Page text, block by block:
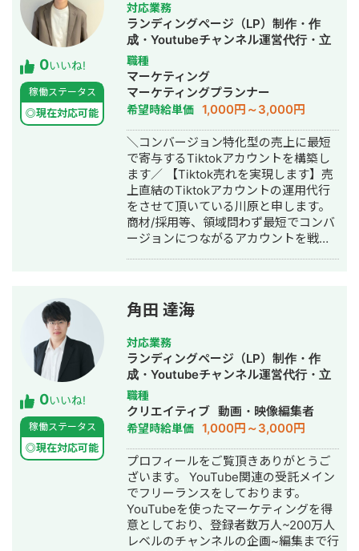
0いいね!
稼働ステータス
◎現在対応可能
対応業務
ランディングページ（LP）制作・作
成・Youtubeチャンネル運営代行・立
ち上げ・SNS運用代行・ホームページ
制作・作成・動画制作・動画編集
職種
マーケティング
マーケティングプランナー
希望時給単価 1,000円～3,000円
＼コンバージョン特化型の売上に最短
で寄与するTiktokアカウントを構築し
ます／ 【Tiktok売れを実現します】売
上直結のTiktokアカウントの運用代行
をさせて頂いている川原と申します。
商材/採用等、領域問わず最短でコンバ
ージョンにつながるアカウントを戦
ご提案させていただきます。独立して
まもなく、実績づくりのため最安の価
格でご提案をさせており、期間限定で
10社様までとさせていただいてますの
で、まずはお気軽にご相談いただけれ
ばと思っております。 ■よくご相談い
ただくお悩み ・Tiktokをやってみたい
が何からすればいいかわからない ・依
頼をしているが再生回数が安定しない
・再生回数はでているが、売上に繋が
っていない ・Tiktokの作業者が足りて
いない ・外注費がかさんでしまってい
るので効率化を図りたい Tiktokに関す
る課題がありましたらお打ち合わせ段
階でも施策のご提案をさせて頂きます
ので、お気軽にメールにてご連絡いた
0いいね!
稼働ステータス
◎現在対応可能
角田 達海
対応業務
ランディングページ（LP）制作・作
成・Youtubeチャンネル運営代行・立
ち上げ・SNS運用代行・キャスティン
グ・ホームページ制作・作成・バナー
制作・デザイン・イラスト制作・動画
制作・動画編集
職種
クリエイティブ 動画・映像編集者
希望時給単価 1,000円～3,000円
プロフィールをご覧頂きありがとうご
ざいます。 YouTube関連の受託メイン
でフリーランスをしております。
YouTubeを使ったマーケティングを得
意としており、登録者数万人~200万人
レベルのチャンネルの企画~編集まで行